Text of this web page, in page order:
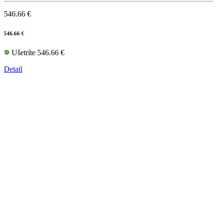
546.66 €
546.66 €
Ušetríte 546.66 €
Detail